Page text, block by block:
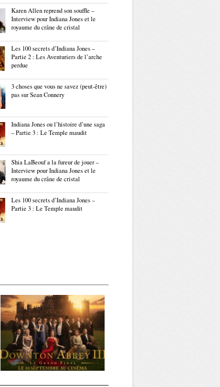
Karen Allen reprend son souffle –
Interview pour Indiana Jones et le
royaume du crâne de cristal
Les 100 secrets d’Indiana Jones –
Partie 2 : Les Aventuriers de l’arche
perdue
3 choses que vous ne savez (peut-être)
pas sur Sean Connery
Indiana Jones ou l’histoire d’une saga
– Partie 3 : Le Temple maudit
Shia LaBeouf a la fureur de jouer –
Interview pour Indiana Jones et le
royaume du crâne de cristal
Les 100 secrets d’Indiana Jones –
Partie 3 : Le Temple maudit